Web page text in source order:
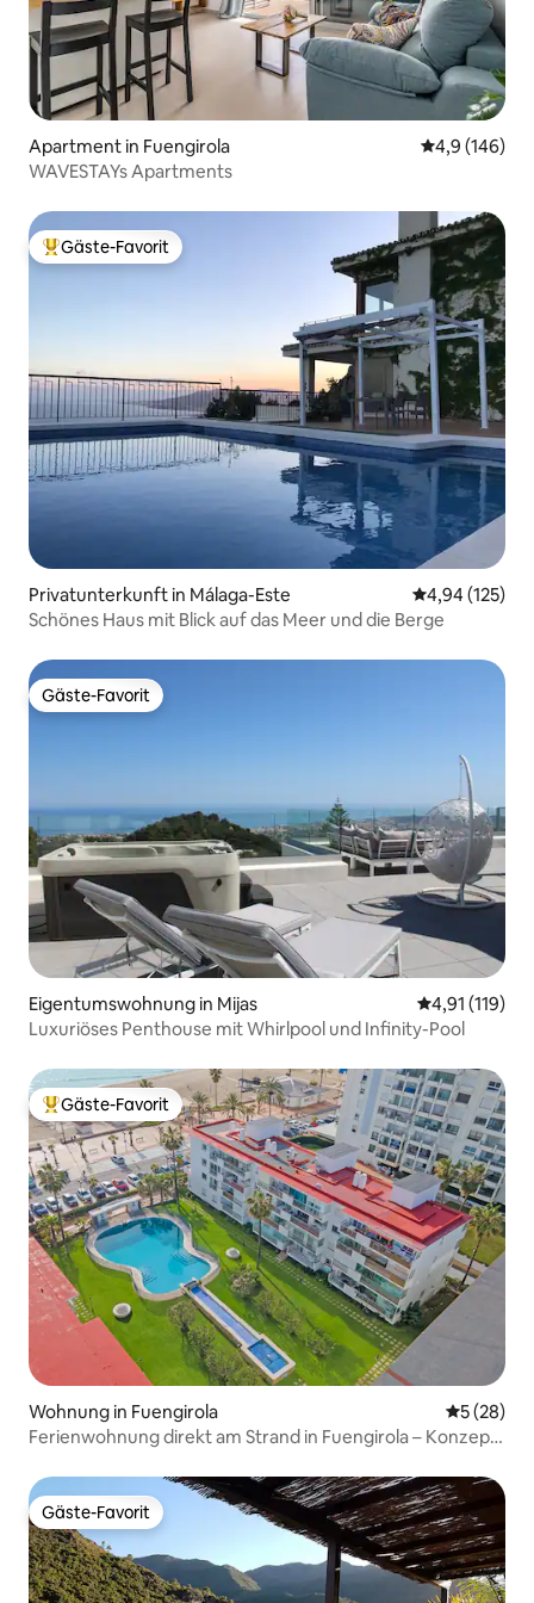
Apartment in Fuengirola
4,9 (146)
WAVESTAYs Apartments
Beliebter Gäste-Favorit.
Gäste-Favorit
Privatunterkunft in Málaga-Este
4,94 (125)
Schönes Haus mit Blick auf das Meer und die Berge
Gäste-Favorit
Gäste-Favorit
Eigentumswohnung in Mijas
4,91 (119)
Luxuriöses Penthouse mit Whirlpool und Infinity-Pool
Beliebter Gäste-Favorit.
Gäste-Favorit
Wohnung in Fuengirola
5 (28)
Ferienwohnung direkt am Strand in Fuengirola – Konzept
Gäste-Favorit
Gäste-Favorit